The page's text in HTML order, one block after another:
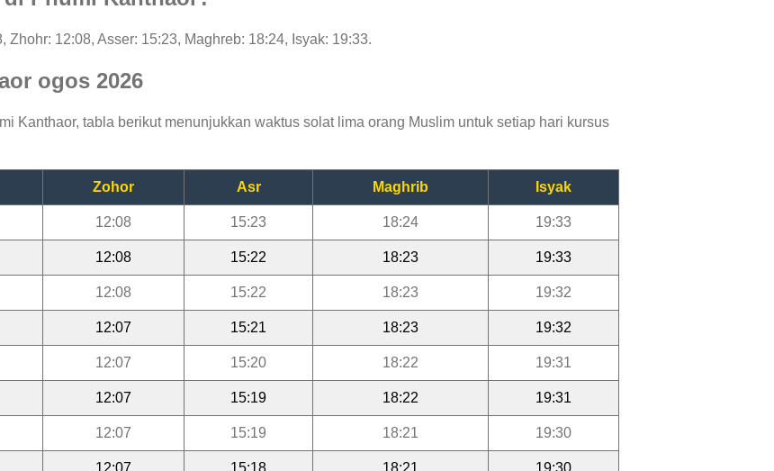
12:08, Asser: 15:23, Maghreb: 18:24, Isyak: 19:33.
ogos 2026
Kanthaor, tabla berikut menunjukkan waktus solat lima orang Muslim untuk setiap hari kursus
Zohor Asr Maghrib Isyak
12:08 15:23 18:24 19:33
12:08 15:22 18:23 19:33
12:08 15:22 18:23 19:32
12:07 15:21 18:23 19:32
12:07 15:20 18:22 19:31
12:07 15:19 18:22 19:31
12:07 15:19 18:21 19:30
12:07 15:18 18:21 19:30